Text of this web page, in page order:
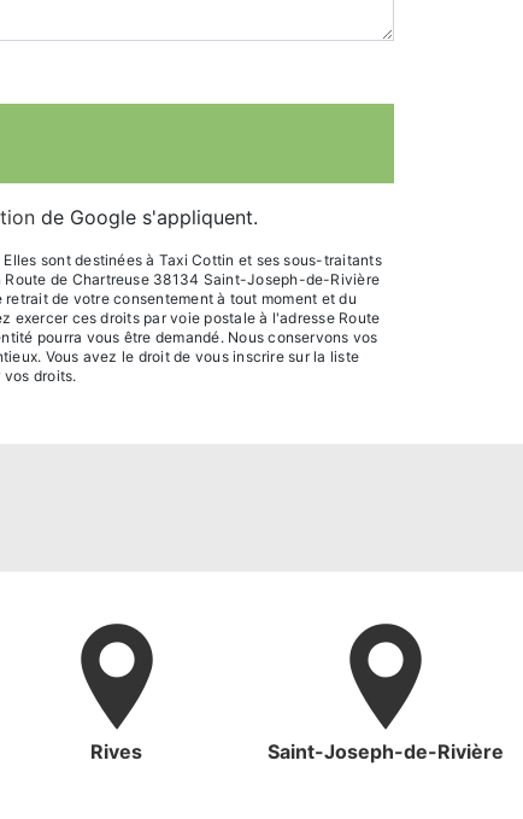
de Google s'appliquent.
sont destinées à Taxi Cottin et ses sous-traitants
Route de Chartreuse 38134 Saint-Joseph-de-Rivière
retrait de votre consentement à tout moment et du
exercer ces droits par voie postale à l'adresse Route
pourra vous être demandé. Nous conservons vos
Vous avez le droit de vous inscrire sur la liste
vos droits.
Rives Saint-Joseph-de-Rivière